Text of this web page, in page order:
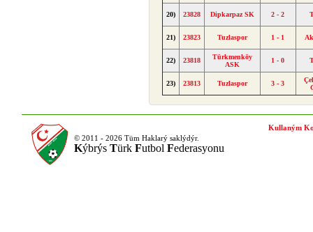
20) 23828 Dipkarpaz SK 2 - 2
21) 23823 Tuzlaspor 1 - 1
22) 23818
Türkmenköy
ASK
1 - 0
23) 23813 Tuzlaspor 3 - 3
© 2011 - 2026 Tüm Haklarý saklýdýr.
Kýbrýs Türk Futbol Federasyonu
Kullaným